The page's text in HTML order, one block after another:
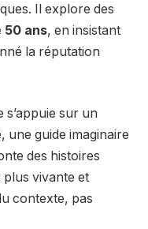
Il explore des
50 ans, en insistant
la réputation
sur un
une guide imaginaire
des histoires
plus vivante et
contexte, pas